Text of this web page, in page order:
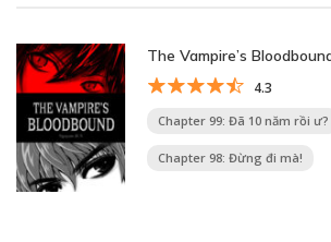
The Vampire’s
4.3
Chapter 99: Đã 10 năm rồi ư?
Chapter 98: Đừng đi mà!